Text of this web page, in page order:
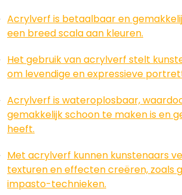
Acrylverf is betaalbaar en
een breed scala aan kleuren.
Het gebruik van acrylverf stelt
om levendige en expressieve
Acrylverf is wateroplosbaar,
gemakkelijk schoon te maken is en
heeft.
Met acrylverf kunnen kunstenaars
texturen en effecten creëren, zoals
impasto-technieken.